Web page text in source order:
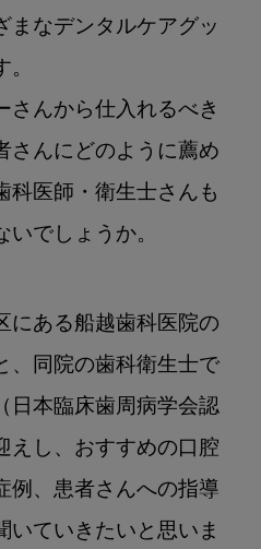
まなデンタルケアグッ
さんから仕入れるべき
さんにどのように薦め
科医師・衛生士さんも
でしょうか。
にある船越歯科医院の
、同院の歯科衛生士で
日本臨床歯周病学会認
えし、おすすめの口腔
例、患者さんへの指導
いていきたいと思いま